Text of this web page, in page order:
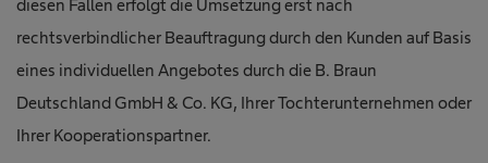
diesen Fällen erfolgt die Umsetzung erst nach
rechtsverbindlicher Beauftragung durch den Kunden auf Basis
eines individuellen Angebotes durch die B. Braun
Deutschland GmbH & Co. KG, Ihrer Tochterunternehmen oder
Ihrer Kooperationspartner.